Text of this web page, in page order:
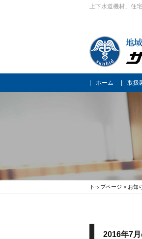
上下水道機材、住
ホーム 取扱
トップページ > お知
2016年7